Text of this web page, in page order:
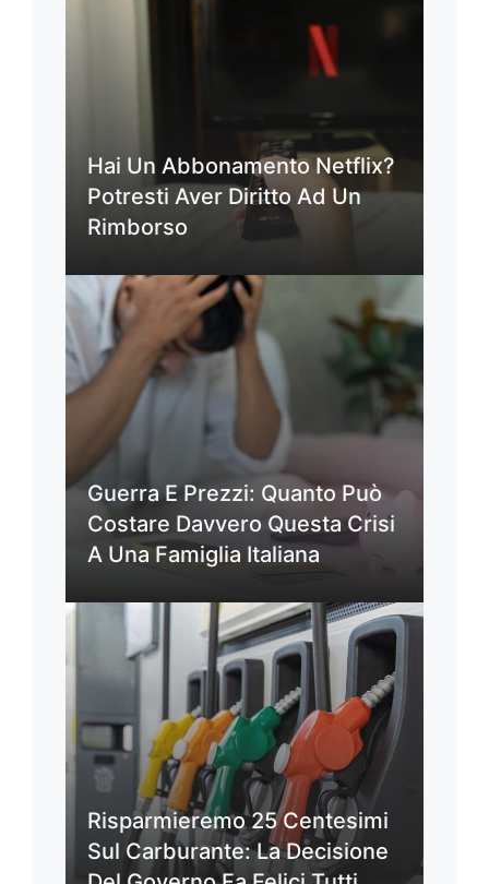
Hai Un Abbonamento Netflix?
Potresti Aver Diritto Ad Un
Rimborso
Guerra E Prezzi: Quanto Può
Costare Davvero Questa Crisi
A Una Famiglia Italiana
Risparmieremo 25 Centesimi
Sul Carburante: La Decisione